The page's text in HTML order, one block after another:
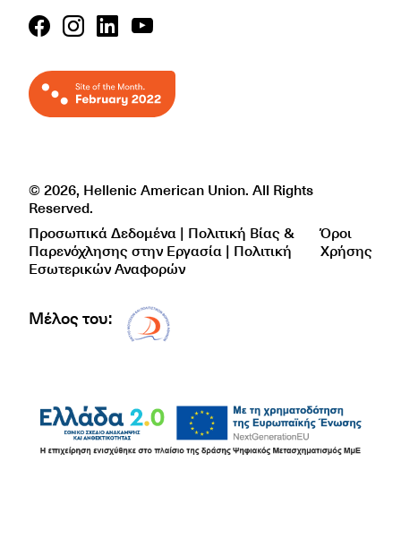
© 2026, Hellenic American Union. All Rights
Reserved.
Προσωπικά Δεδομένα | Πολιτική Βίας &
Παρενόχλησης στην Εργασία | Πολιτική
Εσωτερικών Αναφορών
Όροι
Χρήσης
Μέλος του: